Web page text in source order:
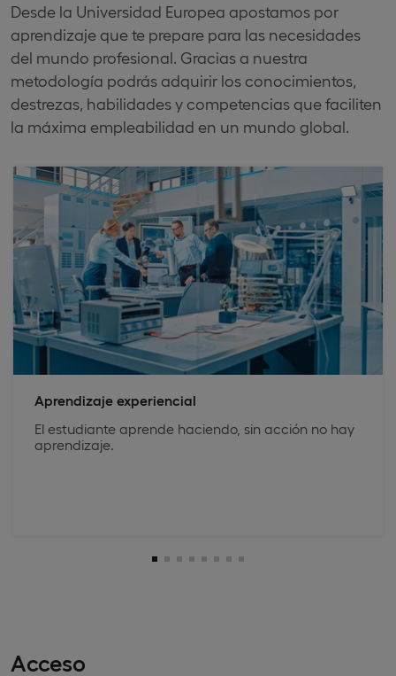
Desde la Universidad Europea apostamos por
aprendizaje que te prepare para las necesidades
del mundo profesional. Gracias a nuestra
metodología podrás adquirir los conocimientos,
destrezas, habilidades y competencias que faciliten
la máxima empleabilidad en un mundo global.
Aprendizaje experiencial
El estudiante aprende haciendo, sin acción no hay
aprendizaje.
Acceso